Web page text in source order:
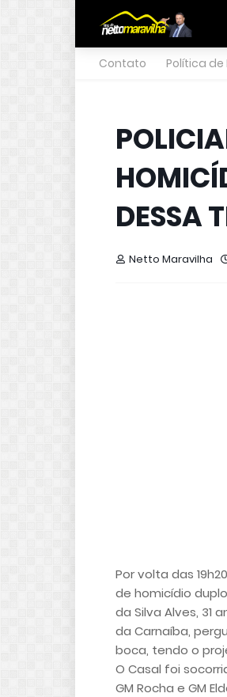
Contato Política
DESSA
Netto Maravilha
Por volta das
de homicídio
da Silva Alves, 31
da Carnaíba,
boca, tendo o
O Casal foi
GM Rocha e GM